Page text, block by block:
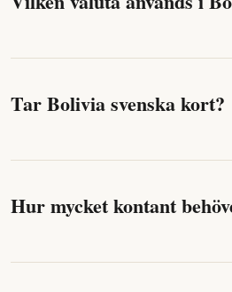
Tar Bolivia svenska kort?
Hur mycket kontant